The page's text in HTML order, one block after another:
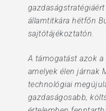
államtitkára hétfőn
sajtótájékoztatón.
A támogatást azok a
amelyek élen járnak
technológiai
gazdaságosabb,